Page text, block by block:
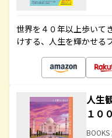
世界を４０年以上歩いて
けする、人生を輝かせる
人生
１００